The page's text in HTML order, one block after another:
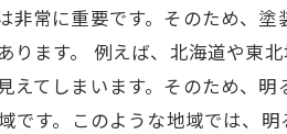
常に重要です。そのため、
ます。 例えば、北海道や東
てしまいます。そのため、
です。このような地域では、